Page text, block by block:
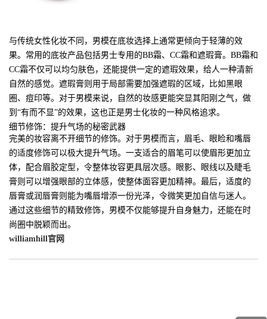
与传统女性化妆不同，男模在底妆选择上通常更倾向于轻薄的效
果。常用的底妆产品包括男士专用的BB霜、CC霜和遮瑕膏。BB霜和
CC霜不仅可以均匀肤色，还能提供一定的遮瑕效果，给人一种清新
自然的感觉。遮瑕膏则用于局部需要加强遮瑕的区域，比如黑眼
圈、痘印等。对于男模来说，自然的妆感更能突显其阳刚之气，做
到“有而不显”的效果，这也正是男士化妆的一种风格追求。
细节修饰：提升气场的秘密武器
完美的妆容离不开细节的修饰。对于男模而言，眉毛、眼睑和嘴唇
的适度修饰可以极大提升气场。一支适合的眉笔可以使眉形更加立
体，配合眉胶定型，令整体妆容更具层次感。眼影、眼线以及睫毛
膏则可以增强眼部的立体感，使整体面容更加精神。最后，适度的
唇膏或润唇膏则能为嘴唇增添一份光泽，令微笑更加自信与迷人。
通过这些细节的精致修饰，男模不仅能够提升自身魅力，还能在时
尚圈中脱颖而出。
williamhill官网